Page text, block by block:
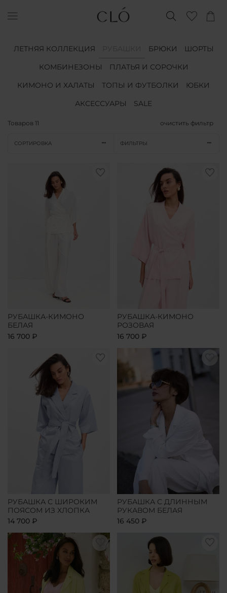
ЛЕТНЯЯ КОЛЛЕКЦИЯ БРЮКИ
ШОРТЫ
КОМБИНЕЗОНЫ
ПЛАТЬЯ И СОРОЧКИ
КИМОНО И ХАЛАТЫ
ТОПЫ И ФУТБОЛКИ
ЮБКИ
АКСЕССУАРЫ
SALE
Товаров 11 очистить фильтр
СОРТИРОВКА ФИЛЬТРЫ
РУБАШКА-КИМОНО
БЕЛАЯ
16 700 ₽
РУБАШКА-КИМОНО
РОЗОВАЯ
16 700 ₽
РУБАШКА С ШИРОКИМ
ПОЯСОМ ИЗ ХЛОПКА
14 700 ₽
РУБАШКА С ДЛИННЫМ
РУКАВОМ БЕЛАЯ
16 450 ₽